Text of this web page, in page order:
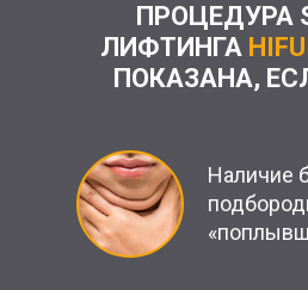
Наличие
ПРОЦЕДУРА
ЛИФТИНГА
ПОКАЗАНА,